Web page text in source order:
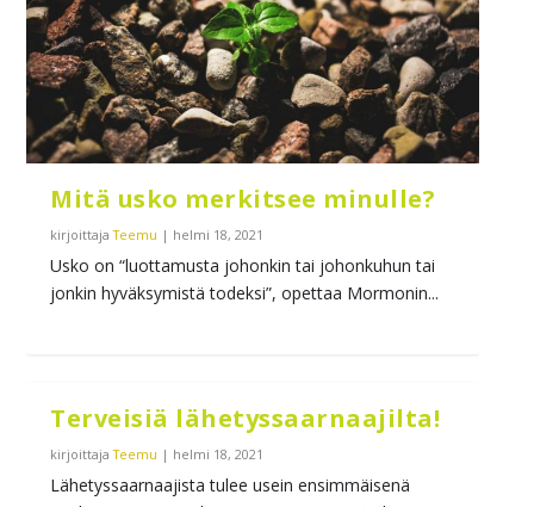
Mitä usko merkitsee minulle?
kirjoittajaTeemu | helmi 18, 2021
Usko on “luottamusta johonkin tai johonkuhun tai
jonkin hyväksymistä todeksi”, opettaa Mormonin...
Terveisiä lähetyssaarnaajilta!
kirjoittajaTeemu | helmi 18, 2021
Lähetyssaarnaajista tulee usein ensimmäisenä